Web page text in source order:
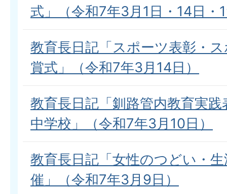
式」（令和7年3月1日・14日・
教育長日記「スポーツ表彰・
賞式」（令和7年3月14日）
教育長日記「釧路管内教育実
中学校」（令和7年3月10日）
教育長日記「女性のつどい・
催」（令和7年3月9日）